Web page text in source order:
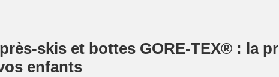
skis et bottes GORE-TEX® : la
enfants